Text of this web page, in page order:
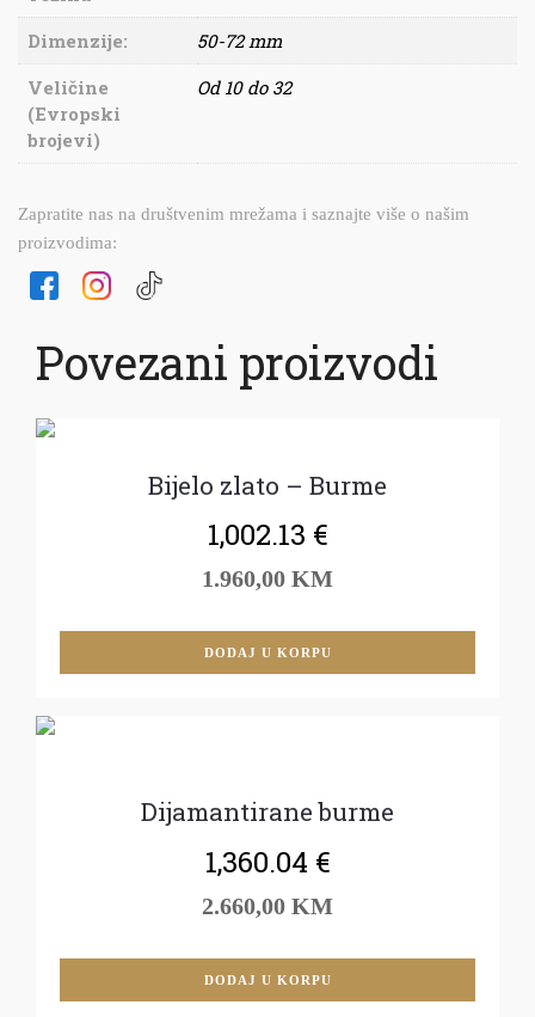
Dimenzije:
50-72 mm
Veličine
(Evropski
brojevi)
Od 10 do 32
Zapratite nas na društvenim mrežama i saznajte više o našim
proizvodima:
Povezani proizvodi
Bijelo zlato – Burme
1,002.13 €
1.960,00 KM
DODAJ U KORPU
Dijamantirane burme
1,360.04 €
2.660,00 KM
DODAJ U KORPU